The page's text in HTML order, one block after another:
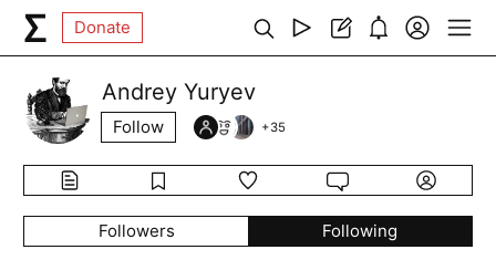
Donate
Andrey Yuryev
Follow +35
Followers Following